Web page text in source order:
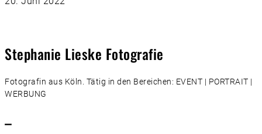
Stephanie Lieske Fotografie
Fotografin aus Köln. Tätig in den Bereichen: EVENT | PORTRAIT |
WERBUNG
–